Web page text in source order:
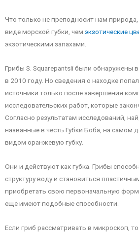
Что только не преподносит нам
виде морской губки, чем экзотические
экзотическими запахами.
Грибы S. Squarepantsii были обнаружены
в 2010 году. Но сведения о находке
источники только после завершения
исследовательских работ, которые
Согласно результатам исследований,
названные в честь Губки Боба, на самом
видом оранжевую губку.
Они и действуют как губка. Грибы
структуру воду и становиться
приобретать свою первоначальную
еще имеют подобные способности.
Если гриб рассматривать в микроскоп,